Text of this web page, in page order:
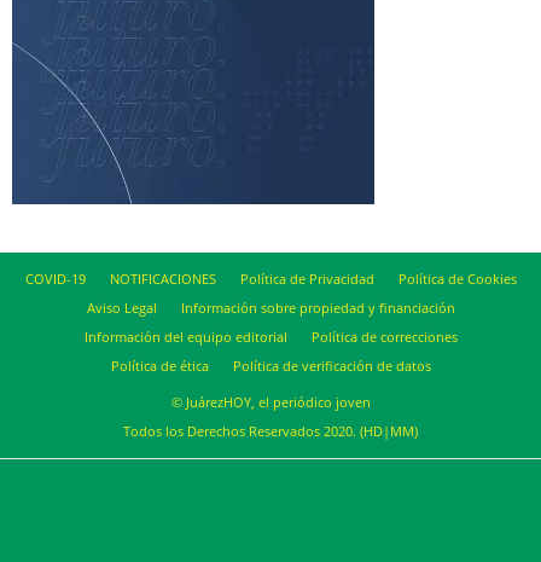
COVID-19 NOTIFICACIONES Política de Privacidad
Política de Cookies
Aviso Legal
Información sobre propiedad y financiación
Información del equipo editorial
Política de correcciones
Política de ética
Política de verificación de datos
© JuárezHOY, el periódico joven
Todos los Derechos Reservados 2020. (HD|MM)